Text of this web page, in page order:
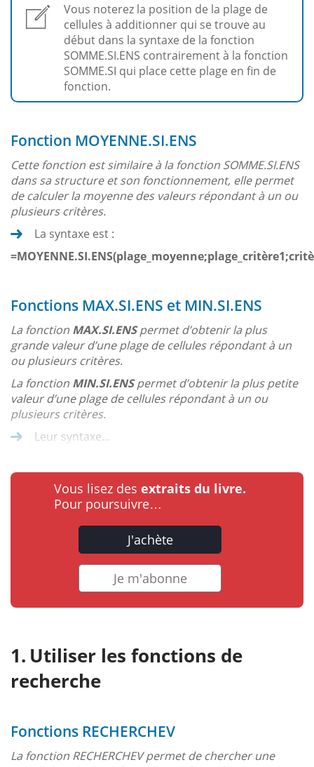
Vous noterez la position de la plage de
cellules à additionner qui se trouve au
début dans la syntaxe de la fonction
SOMME.SI.ENS contrairement à la fonction
SOMME.SI qui place cette plage en fin de
fonction.
Fonction MOYENNE.SI.ENS
Cette fonction est similaire à la fonction SOMME.SI.ENS
dans sa structure et son fonctionnement, elle permet
de calculer la moyenne des valeurs répondant à un ou
plusieurs critères.
La syntaxe est :
Fonctions MAX.SI.ENS et MIN.SI.ENS
La fonction MAX.SI.ENSpermet d’obtenir la plus
grande valeur d’une plage de cellules répondant à un
ou plusieurs critères.
La fonction MIN.SI.ENSpermet d’obtenir la plus petite
valeur d’une plage de cellules répondant à un ou
plusieurs critères.
Leur syntaxe...
Vous lisez des extraits du livre.
Pour poursuivre…
J'achète
Je m'abonne
Utiliser les fonctions de
recherche
Fonctions RECHERCHEV
La fonction RECHERCHEV permet de chercher une